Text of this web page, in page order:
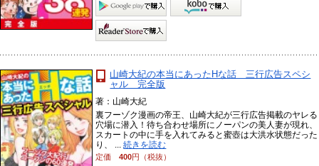
山崎大紀の本当にあったHな話 三行広告スペシ
ャル 完全版
著：山崎大紀
裏フーゾク漫画の帝王、山崎大紀が三行広告掲載のヤレる
穴場に潜入！待ち合わせ場所にノーパンの美人妻が現れ、
スカートの中に手を入れてみると蜜壺は大洪水状態だった
り、 ...続きを読む
定価400円（税抜）